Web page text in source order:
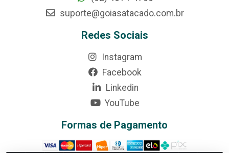
suporte@goiasatacado.com.br
Redes Sociais
Instagram
Facebook
Linkedin
YouTube
Formas de Pagamento